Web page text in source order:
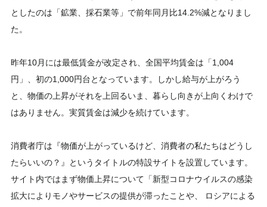
としたのは「鉱業、採石業等」で前年同月比14.2%減となりまし
た。
昨年10月には最低賃金が改定され、全国平均賃金は「1,004
円」、初の1,000円台となっています。しかし給与が上がろう
と、物価の上昇がそれを上回るいま、暮らし向きが上向くわけで
はありません。実質賃金は減少を続けています。
消費者庁は『物価が上がっているけど、消費者の私たちはどうし
たらいいの？』というタイトルの特設サイトを設置しています。
サイト内ではまず物価上昇について「新型コロナウイルスの感染
拡大によりモノやサービスの提供が滞ったことや、 ロシアによる